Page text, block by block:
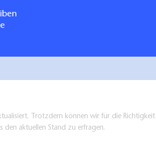
an In- und Outdoorspielen,
Trotzdem können wir für die
den aktuellen Stand zu erfragen.